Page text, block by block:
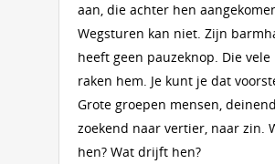
aan, die achter hen
Wegsturen kan niet. Zijn
heeft geen pauzeknop. Die vele
raken hem. Je kunt je dat
Grote groepen mensen,
zoekend naar vertier, naar zin.
hen? Wat drijft hen?